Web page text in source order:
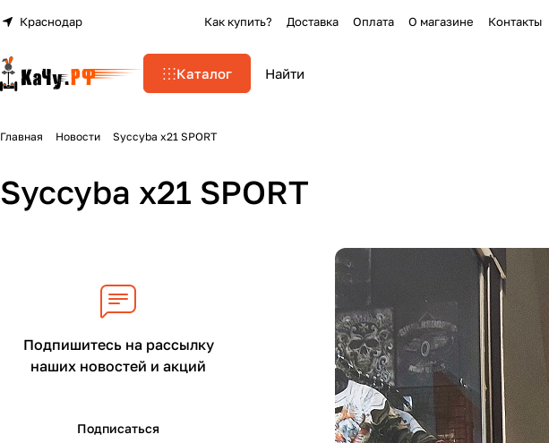
Краснодар Как купить? Доставка Оплата О магазине Контакты
Каталог
Главная Новости Syccyba x21 SPORT
Syccyba x21 SPORT
Подпишитесь на рассылку
наших новостей и акций
Подписаться